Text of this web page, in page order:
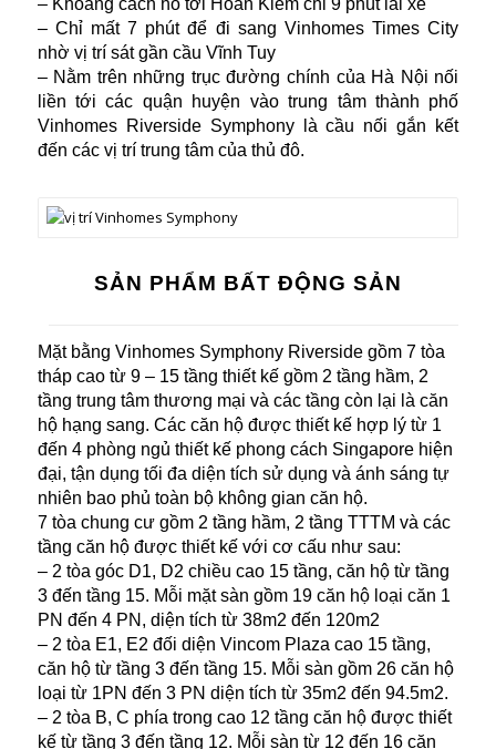
– Chỉ mất 7 phút để đi sang Vinhomes Times City
nhờ vị trí sát gần cầu Vĩnh Tuy
– Nằm trên những trục đường chính của Hà Nội nối
liền tới các quận huyện vào trung tâm thành phố
Vinhomes Riverside Symphony là cầu nối gắn kết
đến các vị trí trung tâm của thủ đô.
SẢN PHẨM BẤT ĐỘNG SẢN
Mặt bằng Vinhomes Symphony Riverside gồm 7 tòa
tháp cao từ 9 – 15 tầng thiết kế gồm 2 tầng hầm, 2
tầng trung tâm thương mại và các tầng còn lại là căn
hộ hạng sang. Các căn hộ được thiết kế hợp lý từ 1
đến 4 phòng ngủ thiết kế phong cách Singapore hiện
đại, tận dụng tối đa diện tích sử dụng và ánh sáng tự
nhiên bao phủ toàn bộ không gian căn hộ.
7 tòa chung cư gồm 2 tầng hầm, 2 tầng TTTM và các
tầng căn hộ được thiết kế với cơ cấu như sau:
– 2 tòa góc D1, D2 chiều cao 15 tầng, căn hộ từ tầng
3 đến tầng 15. Mỗi mặt sàn gồm 19 căn hộ loại căn 1
PN đến 4 PN, diện tích từ 38m2 đến 120m2
– 2 tòa E1, E2 đối diện Vincom Plaza cao 15 tầng,
căn hộ từ tầng 3 đến tầng 15. Mỗi sàn gồm 26 căn hộ
loại từ 1PN đến 3 PN diện tích từ 35m2 đến 94.5m2.
– 2 tòa B, C phía trong cao 12 tầng căn hộ được thiết
kế từ tầng 3 đến tầng 12. Mỗi sàn từ 12 đến 16 căn